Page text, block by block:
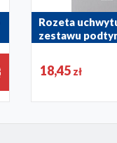
Rozeta
zestawu
974-384-81
18,45 zł